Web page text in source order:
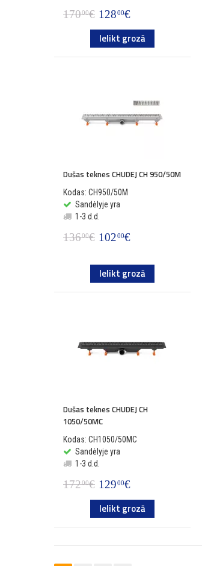
17000€ 12800€
Ielikt grozā
Dušas teknes CHUDEJ CH 950/50M
Kodas: CH950/50M
Sandėlyje yra
1-3 d.d.
13600€ 10200€
Ielikt grozā
Dušas teknes CHUDEJ CH
1050/50MC
Kodas: CH1050/50MC
Sandėlyje yra
1-3 d.d.
17200€ 12900€
Ielikt grozā